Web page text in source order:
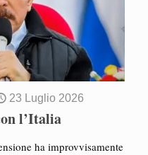
23 Luglio 2026
l’Italia
ha improvvisamente